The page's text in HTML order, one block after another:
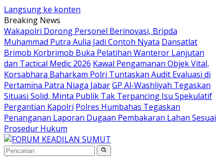
Langsung ke konten
Breaking News
Wakapolri Dorong Personel Berinovasi, Bripda
Muhammad Putra Aulia Jadi Contoh Nyata Dansatlat
Brimob Korbrimob Buka Pelatihan Wanteror Lanjutan
dan Tactical Medic 2026 Kawal Pengamanan Objek Vital,
Korsabhara Baharkam Polri Tuntaskan Audit Evaluasi di
Pertamina Patra Niaga JabarGP Al-Washliyah Tegaskan
Situasi Solid, Minta Publik Tak Terpancing Isu Spekulatif
Pergantian Kapolri Polres Humbahas Tegaskan
Penanganan Laporan Dugaan Pembakaran Lahan Sesuai
Prosedur Hukum